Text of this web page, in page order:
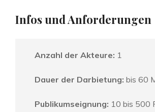
Infos und Anforderungen
Anzahl der Akteure: 1
Dauer der Darbietung: bis 60
Publikumseignung: 10 bis 500